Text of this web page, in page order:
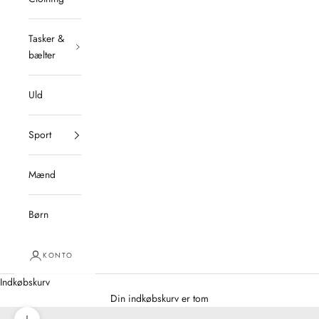
Tasker &
bælter
Uld
Sport
Mænd
Børn
KONTO
Indkøbskurv
Din indkøbskurv er tom